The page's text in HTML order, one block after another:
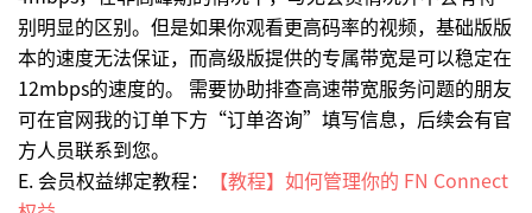
别明显的区别。但是如果你观看更高码率的视频，基础版版
本的速度无法保证，而高级版提供的专属带宽是可以稳定在
12mbps的速度的。 需要协助排查高速带宽服务问题的朋友
可在官网我的订单下方“订单咨询”填写信息，后续会有官
方人员联系到您。
E. 会员权益绑定教程：
【教程】如何管理你的 FN Connect